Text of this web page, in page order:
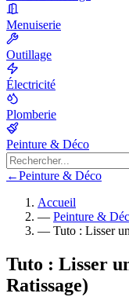
Menuiserie
Outillage
Électricité
Plomberie
Peinture & Déco
←Peinture & Déco
Accueil
— Peinture &
— Tuto : Lisser
Tuto : Lisser
Ratissage)